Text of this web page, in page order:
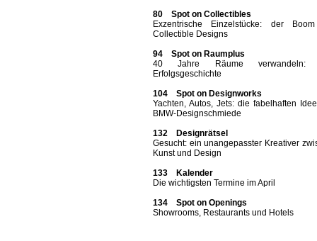
80 Spot on Collectibles
Exzentrische Einzelstücke: der
Collectible Designs
94 Spot on Raumplus
40 Jahre Räume verwandeln:
Erfolgsgeschichte
104 Spot on Designworks
Yachten, Autos, Jets: die fabelhaften
BMW-Designschmiede
132 Designrätsel
Gesucht: ein unangepasster Kreativer
Kunst und Design
133 Kalender
Die wichtigsten Termine im April
134 Spot on Openings
Showrooms, Restaurants und Hotels